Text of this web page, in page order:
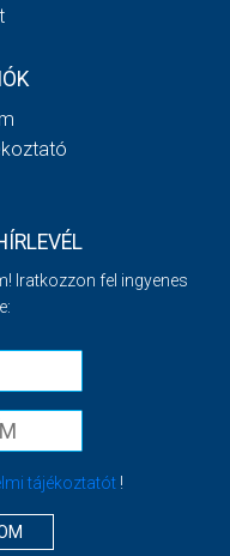
Iratkozzon fel ingyenes
tájékoztatót!